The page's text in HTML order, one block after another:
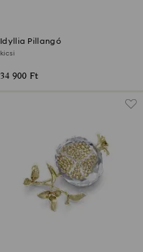
Idyllia Pillangó
kicsi
34 900 Ft